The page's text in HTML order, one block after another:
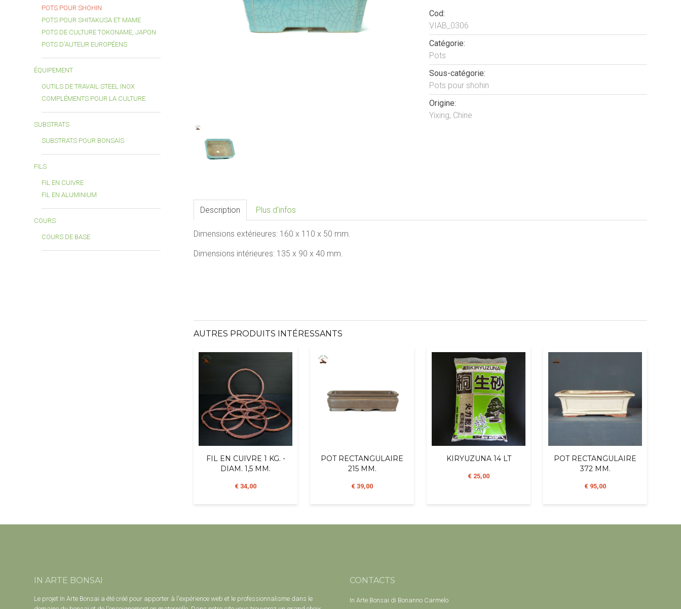
POTS POUR SHOHIN
POTS POUR SHITAKUSA ET MAME
POTS DE CULTURE TOKONAME, JAPON
POTS D'AUTEUR EUROPÉENS
ÉQUIPEMENT
OUTILS DE TRAVAIL STEEL INOX
COMPLÉMENTS POUR LA CULTURE
SUBSTRATS
SUBSTRATS POUR BONSAÏS
FILS
FIL EN CUIVRE
FIL EN ALUMINIUM
COURS
COURS DE BASE
Cod:
VIAB_0306
Catégorie:
Pots
Sous-catégorie:
Pots pour shohin
Origine:
Yixing, Chine
Description Plus d'infos
Dimensions extérieures: 160 x 110 x 50 mm.
Dimensions intérieures: 135 x 90 x 40 mm.
AUTRES PRODUITS INTÉRESSANTS
FIL EN CUIVRE 1 KG. -
DIAM. 1,5 MM.
€ 34,00
POT RECTANGULAIRE
215 MM.
€ 39,00
KIRYUZUNA 14 LT
€ 25,00
POT RECTANGULAIRE
372 MM.
€ 95,00
IN ARTE BONSAI
Le projet In Arte Bonsai a été créé pour apporter à l'expérience web et le professionnalisme dans le
CONTACTS
In Arte Bonsai di Bonanno Carmelo